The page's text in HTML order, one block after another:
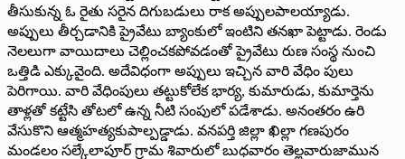
తీసుకున్న ఓ రైతు సరైన దిగుబడులు రాక అప్పులపాలయ్యాడు.
అప్పులు తీర్చడానికి ప్రైవేటు బ్యాంకులో ఇంటిని తనఖా పెట్టాడు. రెండు
నెలలుగా వాయిదాలు చెల్లించకపోవడంతో ప్రైవేటు రుణ సంస్థ నుంచి
ఒత్తిడి ఎక్కువైంది. అదేవిధంగా అప్పులు ఇచ్చిన వారి వేధిం పులు
పెరిగాయి. వారి వేధింపులు తట్టుకోలేక భార్య, కుమారుడు, కుమార్తెను
తాళ్లతో కట్టేసి తోటలో ఉన్న నీటి సంపులో పడేశాడు. అనంతరం ఉరి
వేసుకొని ఆత్మహత్యకుపాల్పడ్డాడు. వనపర్తి జిల్లా ఖిల్లా గణపురం
మండలం సల్కేలాపూర్ గ్రామ శివారులో బుధవారం తెల్లవారుజామున